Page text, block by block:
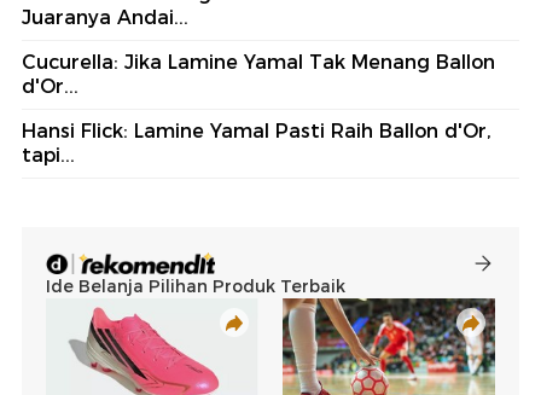
Juaranya Andai...
Cucurella: Jika Lamine Yamal Tak Menang Ballon
d'Or...
Hansi Flick: Lamine Yamal Pasti Raih Ballon d'Or,
tapi...